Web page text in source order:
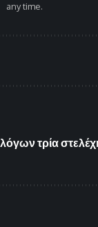
any time.
τρία